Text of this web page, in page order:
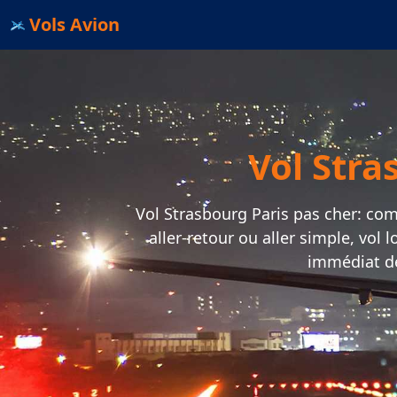
Vols Avion
Vol
Vol Strasbourg Paris pas cher:
aller-retour ou aller simple, vol
immédiat